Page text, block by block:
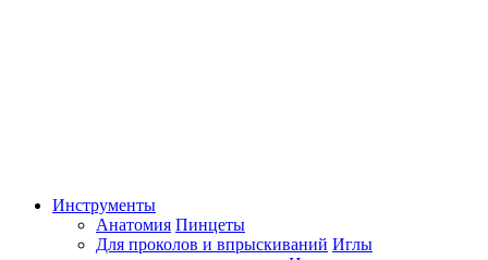
Инструменты
Анатомия Пинцеты
Для проколов и впрыскиваний Иглы